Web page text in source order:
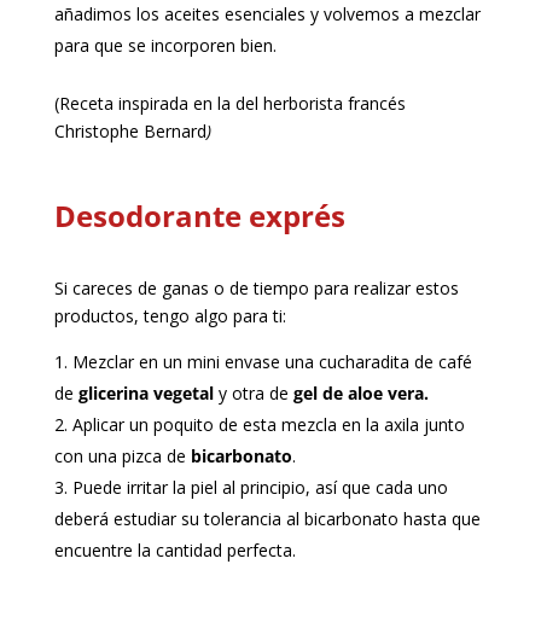
añadimos los aceites esenciales y volvemos a mezclar
para que se incorporen bien.
(Receta inspirada en la del herborista francés
Christophe Bernard)
Desodorante exprés
Si careces de ganas o de tiempo para realizar estos
productos, tengo algo para ti:
Mezclar en un mini envase una cucharadita de café
de glicerina vegetaly otra de gel de aloe vera.
Aplicar un poquito de esta mezcla en la axila junto
con una pizca de bicarbonato.
Puede irritar la piel al principio, así que cada uno
deberá estudiar su tolerancia al bicarbonato hasta que
encuentre la cantidad perfecta.